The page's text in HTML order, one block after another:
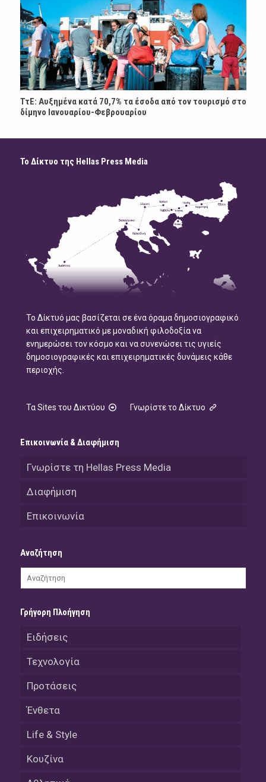
ΤτΕ: Αυξημένα κατά 70,7% τα έσοδα από τον τουρισμό στο
δίμηνο Ιανουαρίου-Φεβρουαρίου
Το Δίκτυο της Hellas Press Media
Το Δίκτυό μας βασίζεται σε ένα όραμα δημοσιογραφικό
και επιχειρηματικό με μοναδική φιλοδοξία να
ενημερώσει τον κόσμο και να συνενώσει τις υγιείς
δημοσιογραφικές και επιχειρηματικές δυνάμεις κάθε
περιοχής.
Τα Sites του Δικτύου Γνωρίστε το Δίκτυο
Επικοινωνία & Διαφήμιση
Γνωρίστε τη Hellas Press Media
Διαφήμιση
Επικοινωνία
Αναζήτηση
Γρήγορη Πλοήγηση
Ειδήσεις
Τεχνολογία
Προτάσεις
Ένθετα
Life & Style
Κουζίνα